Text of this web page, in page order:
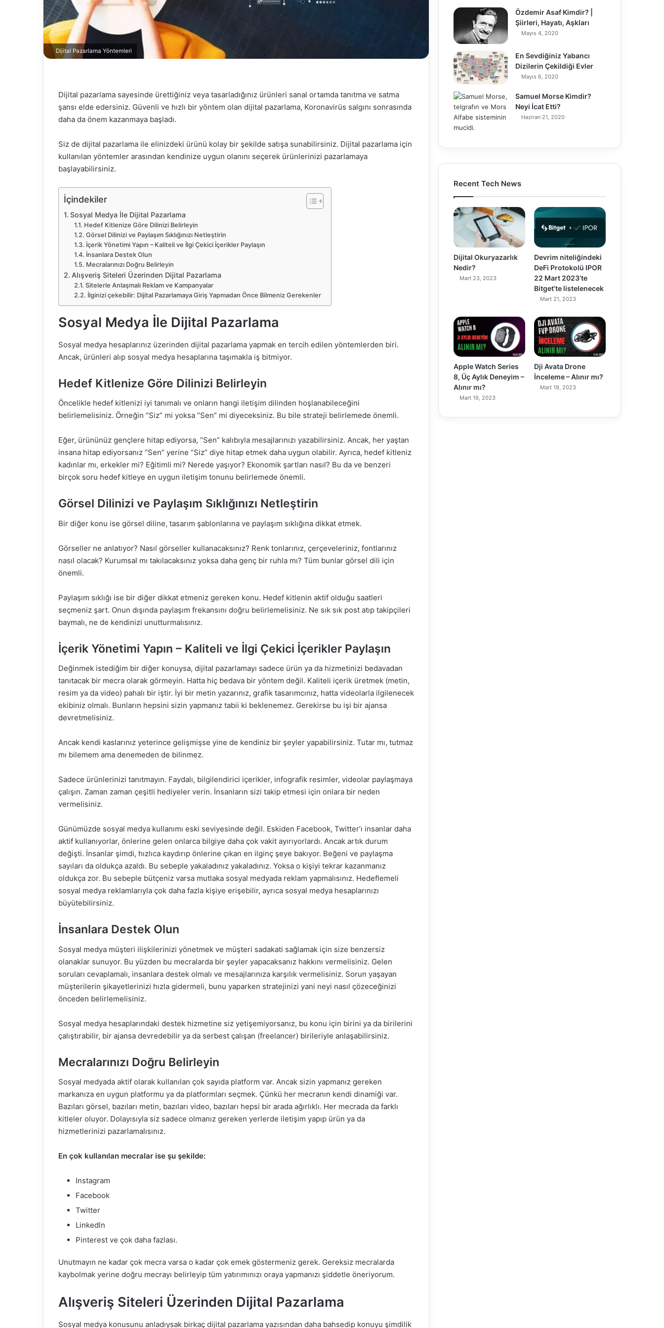
Dijital Pazarlama Yöntemleri
Dijital pazarlama sayesinde ürettiğiniz veya tasarladığınız ürünleri sanal ortamda tanıtma ve satma
şansı elde edersiniz. Güvenli ve hızlı bir yöntem olan dijital pazarlama, Koronavirüs salgını sonrasında
daha da önem kazanmaya başladı.
Siz de dijital pazarlama ile elinizdeki ürünü kolay bir şekilde satışa sunabilirsiniz. Dijital pazarlama için
kullanılan yöntemler arasından kendinize uygun olanını seçerek ürünlerinizi pazarlamaya
başlayabilirsiniz.
İçindekiler
Sosyal Medya İle Dijital Pazarlama
Hedef Kitlenize Göre Dilinizi Belirleyin
Görsel Dilinizi ve Paylaşım Sıklığınızı Netleştirin
İçerik Yönetimi Yapın – Kaliteli ve İlgi Çekici İçerikler Paylaşın
İnsanlara Destek Olun
Mecralarınızı Doğru Belirleyin
Alışveriş Siteleri Üzerinden Dijital Pazarlama
Sitelerle Anlaşmalı Reklam ve Kampanyalar
İlginizi çekebilir: Dijital Pazarlamaya Giriş Yapmadan Önce Bilmeniz Gerekenler
Sosyal Medya İle Dijital Pazarlama
Sosyal medya hesaplarınız üzerinden dijital pazarlama yapmak en tercih edilen yöntemlerden biri.
Ancak, ürünleri alıp sosyal medya hesaplarına taşımakla iş bitmiyor.
Hedef Kitlenize Göre Dilinizi Belirleyin
Öncelikle hedef kitlenizi iyi tanımalı ve onların hangi iletişim dilinden hoşlanabileceğini
belirlemelisiniz. Örneğin “Siz” mi yoksa “Sen” mi diyeceksiniz. Bu bile strateji belirlemede önemli.
Eğer, ürününüz gençlere hitap ediyorsa, “Sen” kalıbıyla mesajlarınızı yazabilirsiniz. Ancak, her yaştan
insana hitap ediyorsanız “Sen” yerine “Siz” diye hitap etmek daha uygun olabilir. Ayrıca, hedef kitleniz
kadınlar mı, erkekler mi? Eğitimli mi? Nerede yaşıyor? Ekonomik şartları nasıl? Bu da ve benzeri
birçok soru hedef kitleye en uygun iletişim tonunu belirlemede önemli.
Görsel Dilinizi ve Paylaşım Sıklığınızı Netleştirin
Bir diğer konu ise görsel diline, tasarım şablonlarına ve paylaşım sıklığına dikkat etmek.
Görseller ne anlatıyor? Nasıl görseller kullanacaksınız? Renk tonlarınız, çerçeveleriniz, fontlarınız
nasıl olacak? Kurumsal mı takılacaksınız yoksa daha genç bir ruhla mı? Tüm bunlar görsel dili için
önemli.
Paylaşım sıklığı ise bir diğer dikkat etmeniz gereken konu. Hedef kitlenin aktif olduğu saatleri
seçmeniz şart. Onun dışında paylaşım frekansını doğru belirlemelisiniz. Ne sık sık post atıp takipçileri
baymalı, ne de kendinizi unutturmalısınız.
İçerik Yönetimi Yapın – Kaliteli ve İlgi Çekici İçerikler Paylaşın
Değinmek istediğim bir diğer konuysa, dijital pazarlamayı sadece ürün ya da hizmetinizi bedavadan
tanıtacak bir mecra olarak görmeyin. Hatta hiç bedava bir yöntem değil. Kaliteli içerik üretmek (metin,
resim ya da video) pahalı bir iştir. İyi bir metin yazarınız, grafik tasarımcınız, hatta videolarla ilgilenecek
ekibiniz olmalı. Bunların hepsini sizin yapmanız tabii ki beklenemez. Gerekirse bu işi bir ajansa
devretmelisiniz.
Ancak kendi kaslarınız yeterince gelişmişse yine de kendiniz bir şeyler yapabilirsiniz. Tutar mı, tutmaz
mı bilemem ama denemeden de bilinmez.
Sadece ürünlerinizi tanıtmayın. Faydalı, bilgilendirici içerikler, infografik resimler, videolar paylaşmaya
çalışın. Zaman zaman çeşitli hediyeler verin. İnsanların sizi takip etmesi için onlara bir neden
vermelisiniz.
Günümüzde sosyal medya kullanımı eski seviyesinde değil. Eskiden Facebook, Twitter’ı insanlar daha
aktif kullanıyorlar, önlerine gelen onlarca bilgiye daha çok vakit ayırıyorlardı. Ancak artık durum
değişti. İnsanlar şimdi, hızlıca kaydırıp önlerine çıkan en ilginç şeye bakıyor. Beğeni ve paylaşma
sayıları da oldukça azaldı. Bu sebeple yakaladınız yakaladınız. Yoksa o kişiyi tekrar kazanmanız
oldukça zor. Bu sebeple bütçeniz varsa mutlaka sosyal medyada reklam yapmalısınız. Hedeflemeli
sosyal medya reklamlarıyla çok daha fazla kişiye erişebilir, ayrıca sosyal medya hesaplarınızı
büyütebilirsiniz.
İnsanlara Destek Olun
Sosyal medya müşteri ilişkilerinizi yönetmek ve müşteri sadakati sağlamak için size benzersiz
olanaklar sunuyor. Bu yüzden bu mecralarda bir şeyler yapacaksanız hakkını vermelisiniz. Gelen
soruları cevaplamalı, insanlara destek olmalı ve mesajlarınıza karşılık vermelisiniz. Sorun yaşayan
müşterilerin şikayetlerinizi hızla gidermeli, bunu yaparken stratejinizi yani neyi nasıl çözeceğinizi
önceden belirlemelisiniz.
Sosyal medya hesaplarındaki destek hizmetine siz yetişemiyorsanız, bu konu için birini ya da birilerini
çalıştırabilir, bir ajansa devredebilir ya da serbest çalışan (freelancer) birileriyle anlaşabilirsiniz.
Mecralarınızı Doğru Belirleyin
Sosyal medyada aktif olarak kullanılan çok sayıda platform var. Ancak sizin yapmanız gereken
markanıza en uygun platformu ya da platformları seçmek. Çünkü her mecranın kendi dinamiği var.
Bazıları görsel, bazıları metin, bazıları video, bazıları hepsi bir arada ağırlıklı. Her mecrada da farklı
kitleler oluyor. Dolayısıyla siz sadece olmanız gereken yerlerde iletişim yapıp ürün ya da
hizmetlerinizi pazarlamalısınız.
En çok kullanılan mecralar ise şu şekilde:
Instagram
Facebook
Twitter
Linkedln
Pinterest ve çok daha fazlası.
Unutmayın ne kadar çok mecra varsa o kadar çok emek göstermeniz gerek. Gereksiz mecralarda
kaybolmak yerine doğru mecrayı belirleyip tüm yatırımınızı oraya yapmanızı şiddetle öneriyorum.
Alışveriş Siteleri Üzerinden Dijital Pazarlama
Sosyal medya konusunu anladıysak birkaç dijital pazarlama yazısından daha bahsedip konuyu şimdilik
Özdemir Asaf Kimdir? |
Şiirleri, Hayatı, Aşkları
Mayıs 4, 2020
En Sevdiğiniz Yabancı
Dizilerin Çekildiği Evler
Mayıs 6, 2020
Samuel Morse Kimdir?
Neyi İcat Etti?
Haziran 21, 2020
Recent Tech News
Dijital Okuryazarlık
Nedir?
Mart 23, 2023
Devrim niteliğindeki
DeFi Protokolü IPOR
22 Mart 2023’te
Bitget’te listelenecek
Mart 21, 2023
90%
Apple Watch Series
8, Üç Aylık Deneyim –
Alınır mı?
Mart 19, 2023
89%
Dji Avata Drone
İnceleme – Alınır mı?
Mart 19, 2023